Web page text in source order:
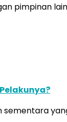
pimpinan